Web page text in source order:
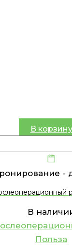
В корзину
-
В
Польза